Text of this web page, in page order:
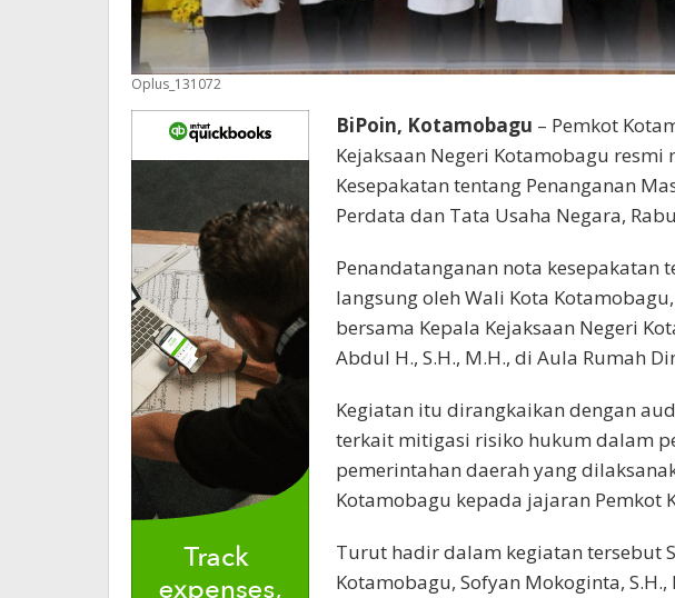
Oplus_131072
BiPoin, Kotamobagu – Pemkot
Kejaksaan Negeri Kotamobagu resmi
Kesepakatan tentang Penanganan
Perdata dan Tata Usaha Negara,
Penandatanganan nota kesepakatan
langsung oleh Wali Kota
bersama Kepala Kejaksaan Negeri
Abdul H., S.H., M.H., di Aula Rumah
Kegiatan itu dirangkaikan dengan
terkait mitigasi risiko hukum dalam
pemerintahan daerah yang
Kotamobagu kepada jajaran Pemkot
Turut hadir dalam kegiatan tersebut
Kotamobagu, Sofyan Mokoginta,